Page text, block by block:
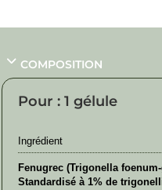
COMPOSITION
Pour : 1 gélule
Ingrédient
Fenugrec (Trigonella
Standardisé à 1% de